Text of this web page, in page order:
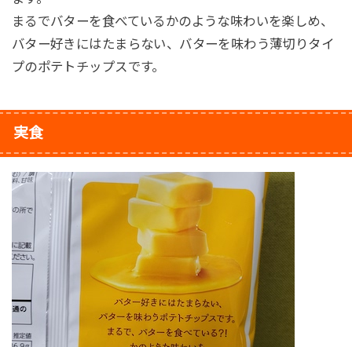
まるでバターを食べているかのような味わいを楽しめ、
バター好きにはたまらない、バターを味わう薄切りタイ
プのポテトチップスです。
実食